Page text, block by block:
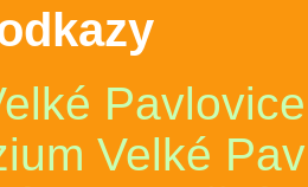
Pavlovice
Velké